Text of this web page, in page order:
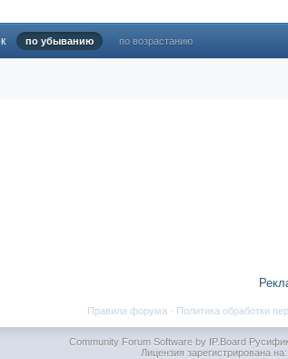
по убыванию по возрастанию
Политика обработки
Правила форума ·
Community Forum Software by IP.Board
Лицензия зарегистрирована